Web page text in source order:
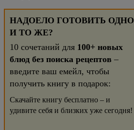
НАДОЕЛО ГОТОВИТЬ ОДНО
И ТО ЖЕ?
10 сочетаний для 100+ новых
блюд без поиска рецептов –
введите ваш емейл, чтобы
получить книгу в подарок:
Скачайте книгу бесплатно – и
удивите себя и близких уже сегодня!